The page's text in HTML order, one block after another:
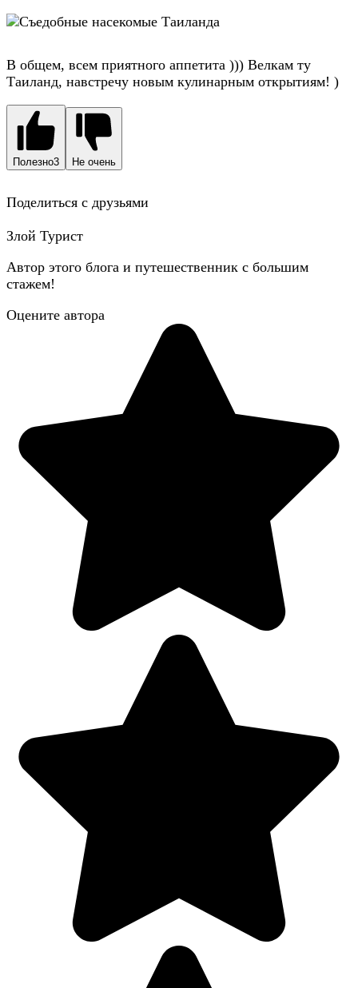
В общем, всем приятного аппетита ))) Велкам ту
Таиланд, навстречу новым кулинарным открытиям! )
Полезно3 Не очень
Поделиться с друзьями
Злой Турист
Автор этого блога и путешественник с большим
стажем!
Оцените автора